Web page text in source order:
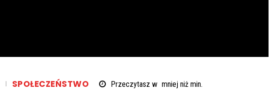
SPOŁECZEŃSTWO Przeczytasz w mniej niż min.